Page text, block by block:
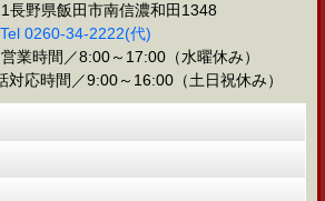
長野県飯田市南信濃和田1348
Tel 0260-34-2222(代)
業時間／8:00～17:00（水曜休み）
対応時間／9:00～16:00（土日祝休み）